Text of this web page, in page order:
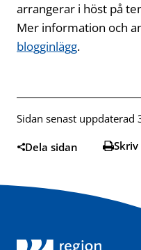
arrangerar i höst på
Mer information och
blogginlägg.
Sidan senast uppdaterad
Dela sidan